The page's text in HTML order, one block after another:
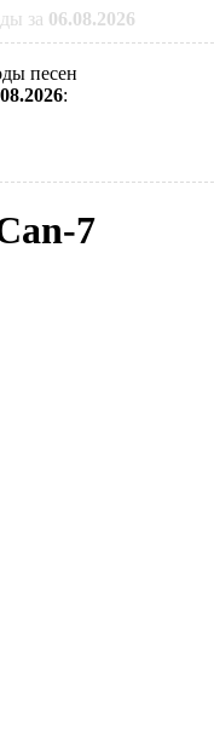
за 06.08.2026
песен
:
7